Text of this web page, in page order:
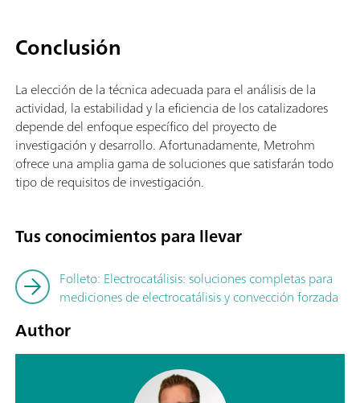
Conclusión
La elección de la técnica adecuada para el análisis de la
actividad, la estabilidad y la eficiencia de los catalizadores
depende del enfoque específico del proyecto de
investigación y desarrollo. Afortunadamente, Metrohm
ofrece una amplia gama de soluciones que satisfarán todo
tipo de requisitos de investigación.
Tus conocimientos para llevar
Folleto: Electrocatálisis: soluciones completas para
mediciones de electrocatálisis y convección forzada
Author